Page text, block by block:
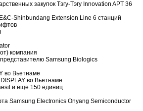
закупок Тэгу-Тэгу Innovation APT 36
Shinbundang Extension Line 6 станций
компания
Samsung Biologics
во Вьетнаме
во Вьетнаме
и еще 150 единиц
Samsung Electronics Onyang Semiconductor